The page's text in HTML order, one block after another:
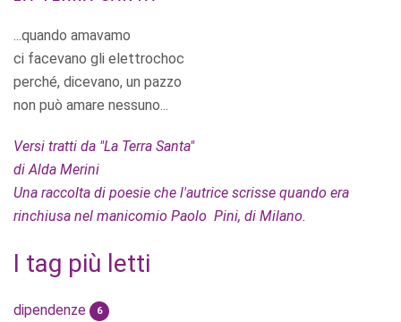
...quando amavamo
ci facevano gli elettrochoc
perché, dicevano, un pazzo
non può amare nessuno...
Versi tratti da "La Terra Santa"
di Alda Merini
Una raccolta di poesie che l'autrice scrisse quando era
rinchiusa nel manicomio Paolo Pini, di Milano.
I tag più letti
dipendenze 6